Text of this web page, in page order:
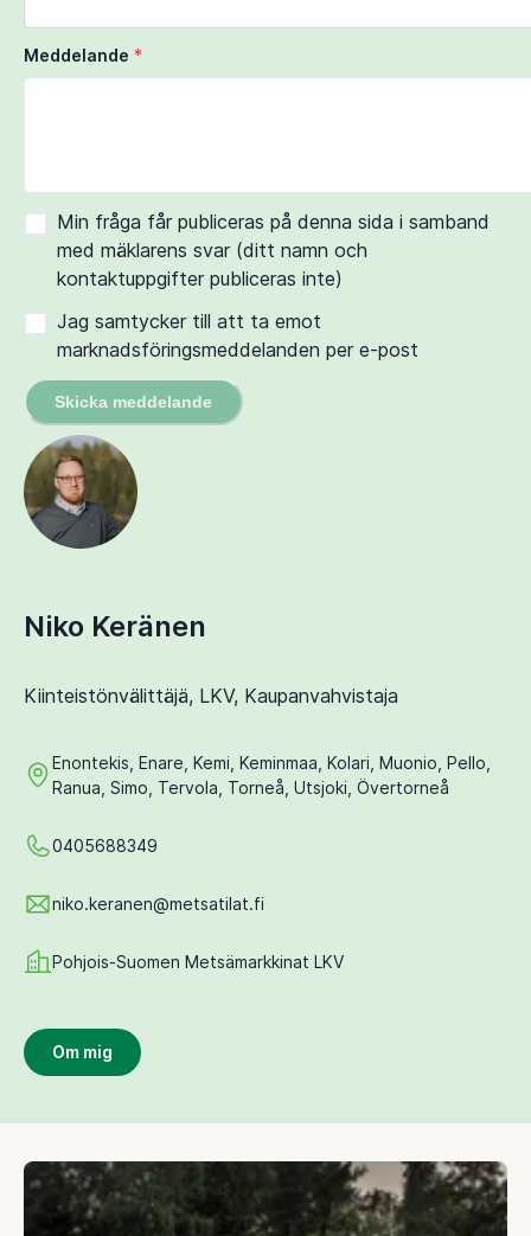
Meddelande *
Min fråga får publiceras på denna sida i samband
med mäklarens svar (ditt namn och
kontaktuppgifter publiceras inte)
Jag samtycker till att ta emot
marknadsföringsmeddelanden per e-post
Skicka meddelande
Niko Keränen
Kiinteistönvälittäjä, LKV, Kaupanvahvistaja
Enontekis, Enare, Kemi, Keminmaa, Kolari, Muonio, Pello,
Ranua, Simo, Tervola, Torneå, Utsjoki, Övertorneå
0405688349
niko.keranen@metsatilat.fi
Pohjois-Suomen Metsämarkkinat LKV
Om mig